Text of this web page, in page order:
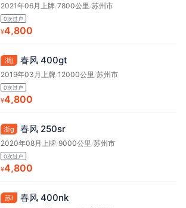
2021年06月上牌/7800公里 /苏州市
0次过户
¥4,800
浙j 春风 400gt
2019年03月上牌/12000公里 /苏州市
0次过户
¥4,800
浙g 春风 250sr
2020年08月上牌/9000公里 /苏州市
0次过户
¥4,800
苏l 春风 400nk